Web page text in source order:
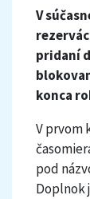
V
pridaní
konca
V prvom
pod
Doplnok